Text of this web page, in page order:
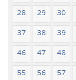
28
29 30
37
38 39
46
47 48
55
56 57